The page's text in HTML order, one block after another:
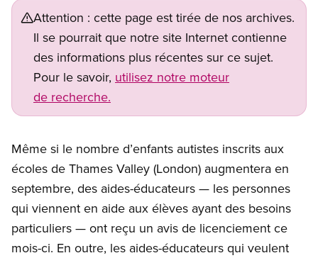
Attention : cette page est tirée de nos archives.
Il se pourrait que notre site Internet contienne
des informations plus récentes sur ce sujet.
Pour le savoir, utilisez notre moteur
de recherche.
Même si le nombre d’enfants autistes inscrits aux
écoles de Thames Valley (London) augmentera en
septembre, des aides-éducateurs — les personnes
qui viennent en aide aux élèves ayant des besoins
particuliers — ont reçu un avis de licenciement ce
mois-ci. En outre, les aides-éducateurs qui veulent